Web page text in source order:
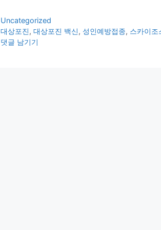
카
테
고
Uncategorized
태
그
대상포진,대상포진 백신, 성인예방접종, 스카이조
댓글 남기기